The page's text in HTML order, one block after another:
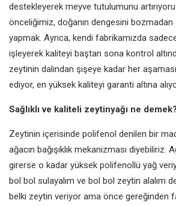
destekleyerek meyve tutulumunu
önceliğimiz, doğanın dengesini bozmadan
yapmak. Ayrıca, kendi fabrikamızda
işleyerek kaliteyi baştan sona kontrol
zeytinin dalından şişeye kadar her
ediyor, en yüksek kaliteyi garanti altına
Sağlıklı ve kaliteli zeytinyağı ne demek?
Zeytinin içerisinde polifenol denilen bir
ağacın bağışıklık mekanizması diyebiliriz.
girerse o kadar yüksek polifenollü yağ
bol bol sulayalım ve bol bol zeytin alalım
belki zeytin veriyor ama önce gereğinden